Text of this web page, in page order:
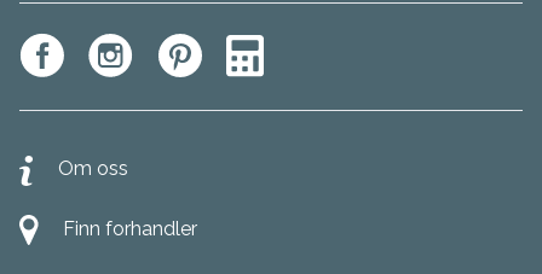
Om oss
Finn forhandler